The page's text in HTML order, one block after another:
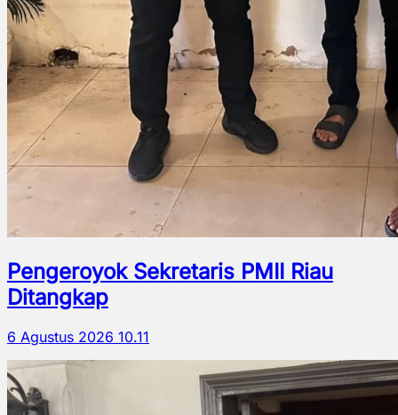
Pengeroyok Sekretaris PMII Riau
Ditangkap
6 Agustus 2026 10.11